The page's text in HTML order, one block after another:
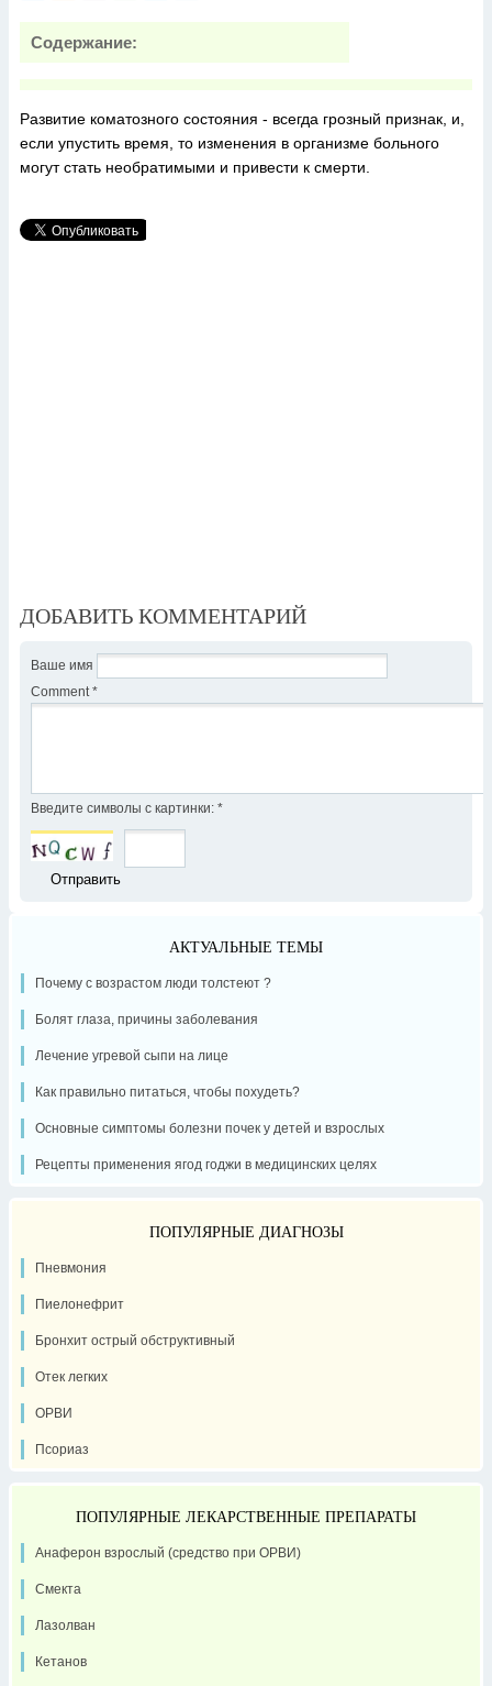
Содержание:
Развитие коматозного состояния - всегда грозный признак, и,
если упустить время, то изменения в организме больного
могут стать необратимыми и привести к смерти.
ДОБАВИТЬ КОММЕНТАРИЙ
Ваше имя
Comment *
Введите символы с картинки: *
АКТУАЛЬНЫЕ ТЕМЫ
Почему с возрастом люди толстеют ?
Болят глаза, причины заболевания
Лечение угревой сыпи на лице
Как правильно питаться, чтобы похудеть?
Основные симптомы болезни почек у детей и взрослых
Рецепты применения ягод годжи в медицинских целях
ПОПУЛЯРНЫЕ ДИАГНОЗЫ
Пневмония
Пиелонефрит
Бронхит острый обструктивный
Отек легких
ОРВИ
Псориаз
ПОПУЛЯРНЫЕ ЛЕКАРСТВЕННЫЕ ПРЕПАРАТЫ
Анаферон взрослый (средство при ОРВИ)
Смекта
Лазолван
Кетанов